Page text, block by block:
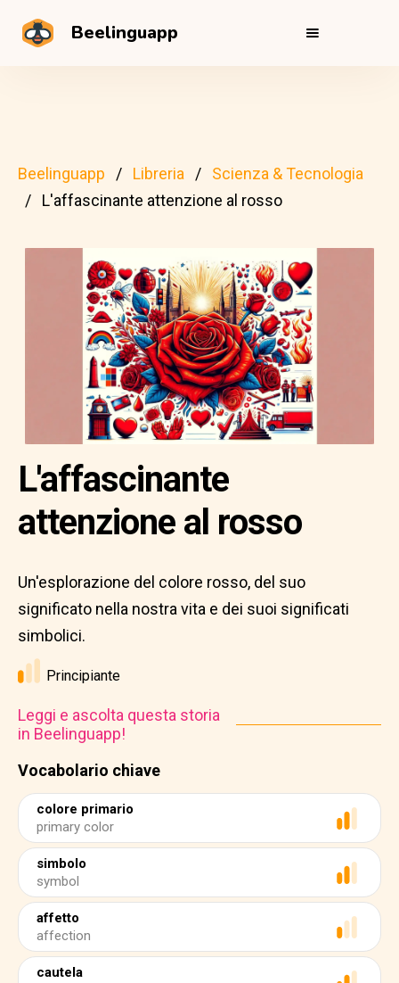
Beelinguapp
Beelinguapp Libreria
Scienza & Tecnologia
L'affascinante attenzione al rosso
Vocabolario chiave
colore primario
primary color
simbolo
symbol
affetto
affection
cautela
L'affascinante
attenzione al rosso
Un'esplorazione del colore rosso, del suo
significato nella nostra vita e dei suoi significati
simbolici.
Principiante
Leggi e ascolta questa storia
in Beelinguapp!